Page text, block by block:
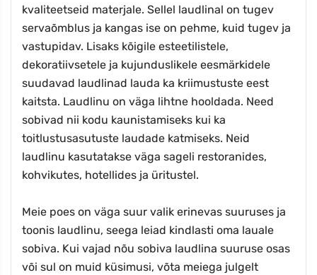
kvaliteetseid materjale. Sellel laudlinal on tugev
servaõmblus ja kangas ise on pehme, kuid tugev ja
vastupidav. Lisaks kõigile esteetilistele,
dekoratiivsetele ja kujunduslikele eesmärkidele
suudavad laudlinad lauda ka kriimustuste eest
kaitsta. Laudlinu on väga lihtne hooldada. Need
sobivad nii kodu kaunistamiseks kui ka
toitlustusasutuste laudade katmiseks. Neid
laudlinu kasutatakse väga sageli restoranides,
kohvikutes, hotellides ja üritustel.
Meie poes on väga suur valik erinevas suuruses ja
toonis laudlinu, seega leiad kindlasti oma lauale
sobiva. Kui vajad nõu sobiva laudlina suuruse osas
või sul on muid küsimusi, võta meiega julgelt